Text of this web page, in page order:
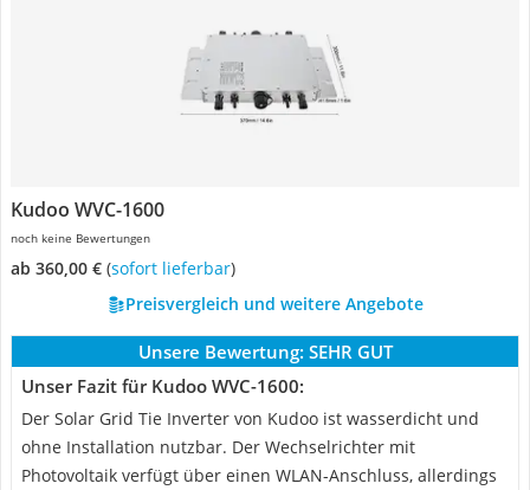
Kudoo WVC-1600
noch keine Bewertungen
ab 360,00 € ( Sofort lieferbar)
Preisvergleich und weitere Angebote
Unsere Bewertung: SEHR GUT
Unser Fazit für Kudoo WVC-1600:
Der Solar Grid Tie Inverter von Kudoo ist wasserdicht und
ohne Installation nutzbar. Der Wechselrichter mit
Photovoltaik verfügt über einen WLAN-Anschluss, allerdings